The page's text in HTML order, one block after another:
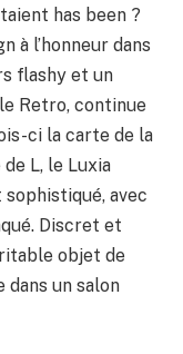
has been ?
à l’honneur dans
flashy et un
Retro, continue
ci la carte de la
L, le Luxia
avec
Discret et
objet de
dans un salon